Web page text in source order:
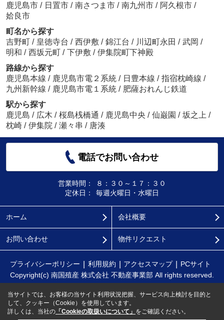
鹿児島市 / 日置市 / 南さつま市 / 南九州市 / 阿久根市 /
姶良市
町名から探す
吉野町 / 皇徳寺台 / 西伊敷 / 錦江台 / 川辺町永田 / 武岡 /
明和 / 西坂元町 / 下伊敷 / 伊集院町下神殿
路線から探す
鹿児島本線 / 鹿児島市電２系統 / 日豊本線 / 指宿枕崎線 /
九州新幹線 / 鹿児島市電１系統 / 肥薩おれんじ鉄道
駅から探す
鹿児島 / 広木 / 桜島桟橋通 / 鹿児島中央 / 仙巌園 / 坂之上 /
枕崎 / 伊集院 / 瀬々串 / 唐湊
電話でお問い合わせ
営業時間：
８：３０～１７：３０
定休日：
毎週火曜日・水曜日
ホーム 会社概要
お問い合わせ 物件リクエスト
プライバシーポリシー 利用規約 アクセスマップ
PCサイト
Copyright(c) 南国殖産 株式会社 不動産事業部 All rights reserved.
当サイトでは、お客様の当サイト利用状況把握、サービス向上検討を目的と
して、クッキー（Cookie）を使用しています。
詳しくは、当社の 「Cookieの取扱いについて」 をご確認ください。